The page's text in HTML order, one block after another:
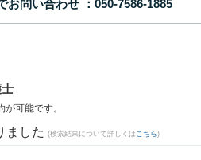
お問い合わせ
可能です。
ました (検索結果について詳しくは こちら)